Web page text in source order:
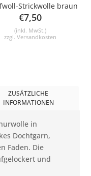
ZUSÄTZLICHE
INFORMATIONEN
in
Dochtgarn,
Faden. Die
und
Strickwolle braun
€7,50
(inkl. MwSt.)
zzgl.Versandkosten